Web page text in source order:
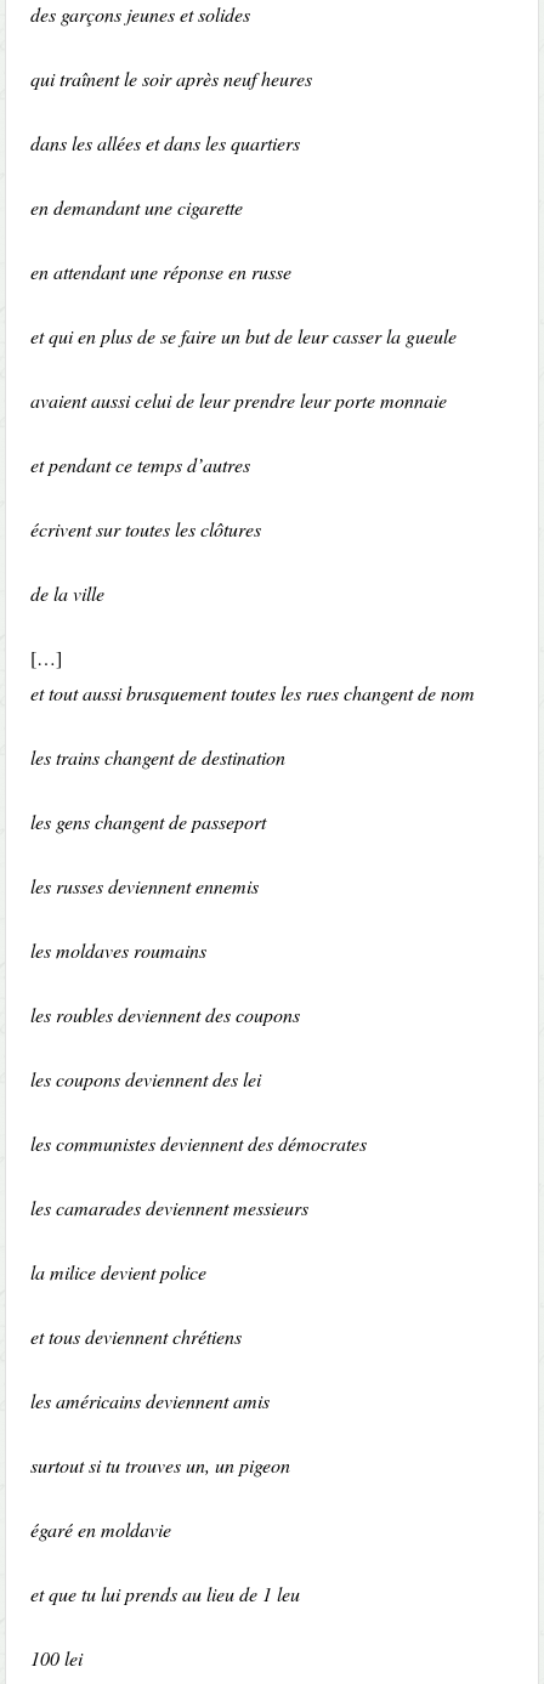
des garçons jeunes et solides
qui traînent le soir après neuf heures
dans les allées et dans les quartiers
en demandant une cigarette
en attendant une réponse en russe
et qui en plus de se faire un but de leur casser la gueule
avaient aussi celui de leur prendre leur porte monnaie
et pendant ce temps d’autres
écrivent sur toutes les clôtures
de la ville
[…]
et tout aussi brusquement toutes les rues changent de nom
les trains changent de destination
les gens changent de passeport
les russes deviennent ennemis
les moldaves roumains
les roubles deviennent des coupons
les coupons deviennent des lei
les communistes deviennent des démocrates
les camarades deviennent messieurs
la milice devient police
et tous deviennent chrétiens
les américains deviennent amis
surtout si tu trouves un, un pigeon
égaré en moldavie
et que tu lui prends au lieu de 1 leu
100 lei